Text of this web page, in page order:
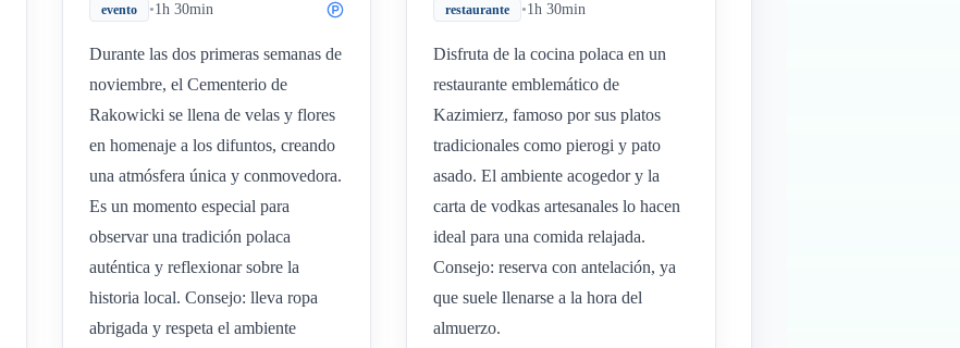
evento •1h 30min
Durante las dos primeras semanas de
noviembre, el Cementerio de
Rakowicki se llena de velas y flores
en homenaje a los difuntos, creando
una atmósfera única y conmovedora.
Es un momento especial para
observar una tradición polaca
auténtica y reflexionar sobre la
historia local. Consejo: lleva ropa
abrigada y respeta el ambiente
restaurante •1h 30min
Disfruta de la cocina polaca en un
restaurante emblemático de
Kazimierz, famoso por sus platos
tradicionales como pierogi y pato
asado. El ambiente acogedor y la
carta de vodkas artesanales lo hacen
ideal para una comida relajada.
Consejo: reserva con antelación, ya
que suele llenarse a la hora del
almuerzo.